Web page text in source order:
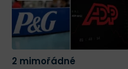
2 mimořádné